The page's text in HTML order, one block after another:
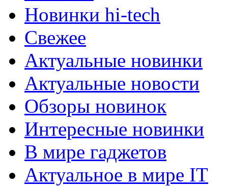
Новинки hi-tech
Свежее
Актуальные новинки
Актуальные новости
Обзоры новинок
Интересные новинки
В мире гаджетов
Актуальное в мире IT